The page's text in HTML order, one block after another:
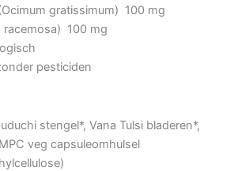
gratissimum) 100 mg
racemosa) 100 mg
pesticiden
stengel*, Vana Tulsi bladeren*,
veg capsuleomhulsel